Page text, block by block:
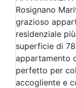
Rosignano
grazioso
residenziale
superficie di
appartamento
perfetto per
accogliente e